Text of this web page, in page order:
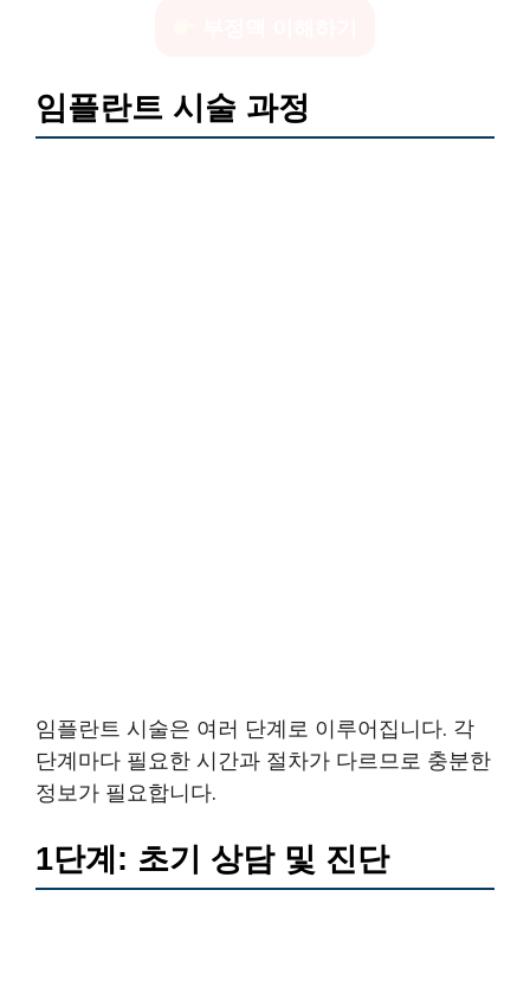
임플란트 시술 과정
임플란트 시술은 여러 단계로 이루어집니다. 각
단계마다 필요한 시간과 절차가 다르므로 충분한
정보가 필요합니다.
1단계: 초기 상담 및 진단